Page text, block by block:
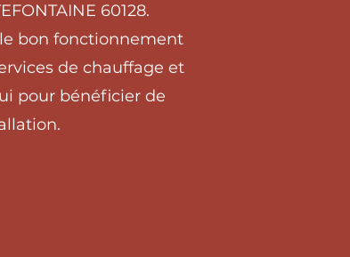
60128.
bon fonctionnement
de chauffage et
pour bénéficier de